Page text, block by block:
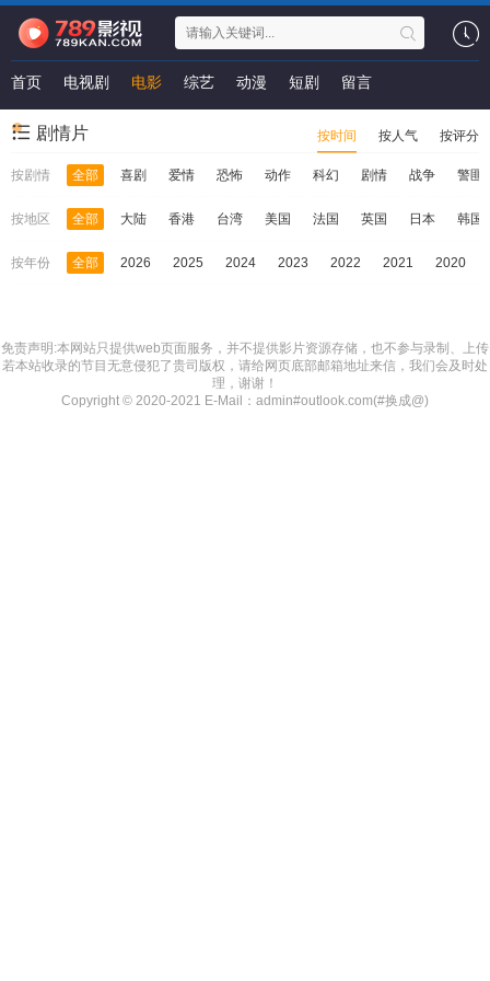
首页 电视剧 电影 综艺 动漫 短剧 留言
剧情片 按时间 按人气 按评分
按剧情 全部 喜剧 爱情 恐怖 动作 科幻 剧情 战争 警匪
按地区 全部 大陆 香港 台湾 美国 法国 英国 日本 韩国
按年份 全部 2026 2025 2024 2023 2022 2021 2020
免责声明:本网站只提供web页面服务，并不提供影片资源存储，也不参与录制、上传
若本站收录的节目无意侵犯了贵司版权，请给网页底部邮箱地址来信，我们会及时处
理，谢谢！
Copyright © 2020-2021 E-Mail：admin#outlook.com(#换成@)